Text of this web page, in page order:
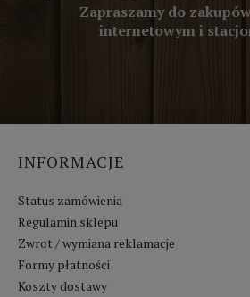
Zapraszamy do
internetowym i
INFORMACJE
Status zamówienia
Regulamin sklepu
Zwrot / wymiana reklamacje
Formy płatności
Koszty dostawy